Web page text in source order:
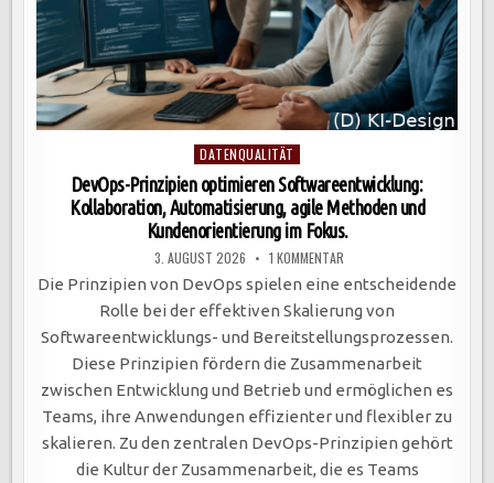
Posted
in
DATENQUALITÄT
DevOps-Prinzipien optimieren Softwareentwicklung:
Kollaboration, Automatisierung, agile Methoden und
Kundenorientierung im Fokus.
3. AUGUST 2026 1 KOMMENTARZU
DEVOPS-
PRINZIPIEN
OPTIMIEREN
SOFTWAREENTWICKLUNG:
KOLLABORATION,
AUTOMATISIERUNG,
AGILE
METHODEN
UND
KUNDENORIENTIERUNG
IM
FOKUS.
Die Prinzipien von DevOps spielen eine entscheidende
Rolle bei der effektiven Skalierung von
Softwareentwicklungs- und Bereitstellungsprozessen.
Diese Prinzipien fördern die Zusammenarbeit
zwischen Entwicklung und Betrieb und ermöglichen es
Teams, ihre Anwendungen effizienter und flexibler zu
skalieren. Zu den zentralen DevOps-Prinzipien gehört
die Kultur der Zusammenarbeit, die es Teams